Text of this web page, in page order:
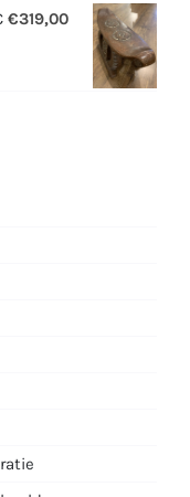
€319,00